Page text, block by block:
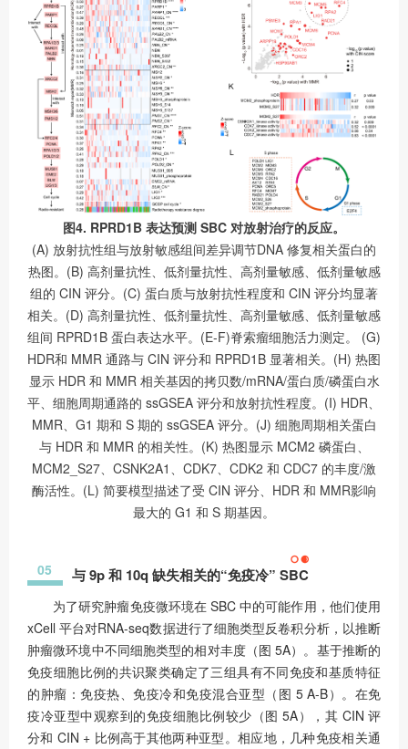
图4. RPRD1B 表达预测 SBC 对放射治疗的反应。
(A) 放射抗性组与放射敏感组间差异调节DNA 修复相关蛋白的
热图。(B) 高剂量抗性、低剂量抗性、高剂量敏感、低剂量敏感
组的 CIN 评分。(C) 蛋白质与放射抗性程度和 CIN 评分均显著
相关。(D) 高剂量抗性、低剂量抗性、高剂量敏感、低剂量敏感
组间 RPRD1B 蛋白表达水平。(E-F)脊索瘤细胞活力测定。 (G)
HDR和 MMR 通路与 CIN 评分和 RPRD1B 显著相关。(H) 热图
显示 HDR 和 MMR 相关基因的拷贝数/mRNA/蛋白质/磷蛋白水
平、细胞周期通路的 ssGSEA 评分和放射抗性程度。(I) HDR、
MMR、G1 期和 S 期的 ssGSEA 评分。(J) 细胞周期相关蛋白
与 HDR 和 MMR 的相关性。(K) 热图显示 MCM2 磷蛋白、
MCM2_S27、CSNK2A1、CDK7、CDK2 和 CDC7 的丰度/激
酶活性。(L) 简要模型描述了受 CIN 评分、HDR 和 MMR影响
最大的 G1 和 S 期基因。
05 与 9p 和 10q 缺失相关的“免疫冷” SBC
为了研究肿瘤免疫微环境在 SBC 中的可能作用，他们使用
xCell 平台对RNA-seq数据进行了细胞类型反卷积分析，以推断
肿瘤微环境中不同细胞类型的相对丰度（图 5A）。基于推断的
免疫细胞比例的共识聚类确定了三组具有不同免疫和基质特征
的肿瘤：免疫热、免疫冷和免疫混合亚型（图 5 A-B）。在免
疫冷亚型中观察到的免疫细胞比例较少（图 5A），其 CIN 评
分和 CIN + 比例高于其他两种亚型。相应地，几种免疫相关通